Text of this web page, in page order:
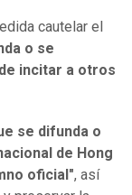
cautelar el
o se
incitar a otros
se difunda o
de Hong
oficial", así